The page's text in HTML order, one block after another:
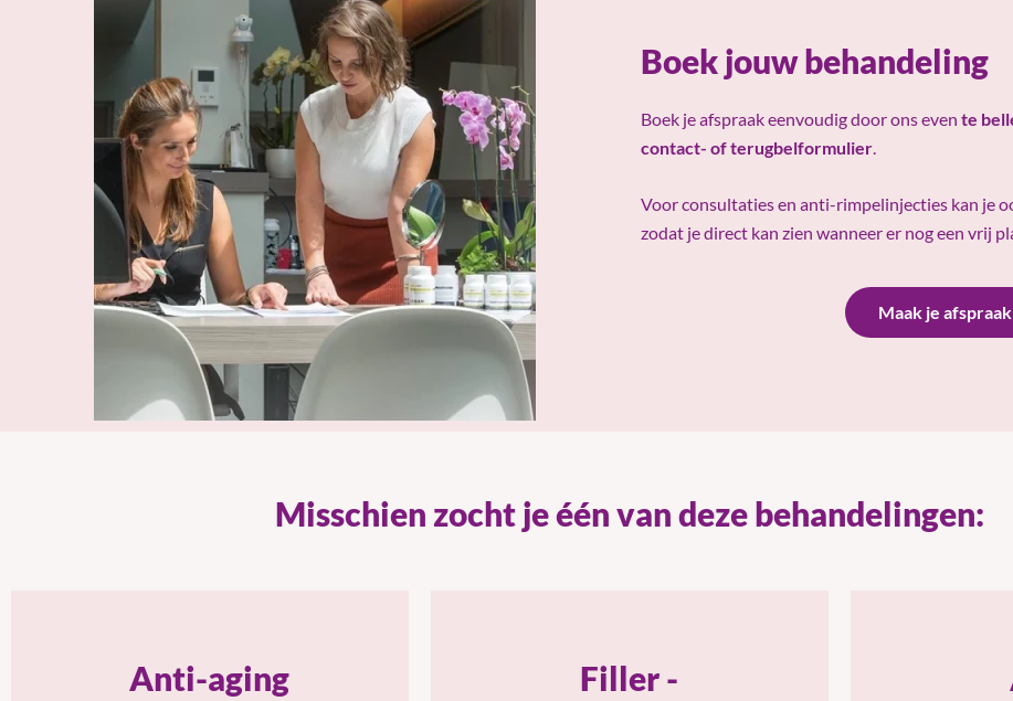
Boek jouw behandeling
Boek je afspraak eenvoudig door ons even te
contact- of terugbelformulier
Voor consultaties en anti-rimpelinjecties kan je
zodat je direct kan zien wanneer er nog een vrij
Maak je afspraak
Misschien zocht je één van deze behandelingen:
Anti-aging
Filler -